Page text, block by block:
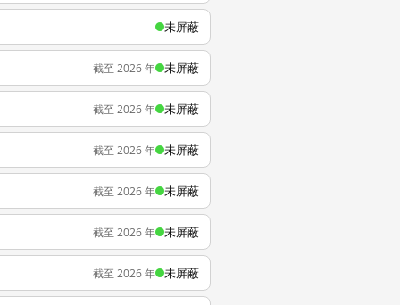
未屏蔽
截至 2026 年 未屏蔽
截至 2026 年 未屏蔽
截至 2026 年 未屏蔽
截至 2026 年 未屏蔽
截至 2026 年 未屏蔽
截至 2026 年 未屏蔽